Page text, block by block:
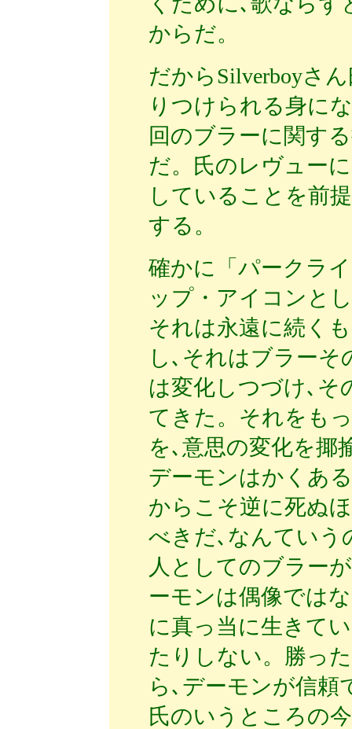
からだ。
だからSilverboyさ
りつけられる身に
回のブラーに関す
だ。氏のレヴュー
していることを前
する。
確かに「パークラ
ップ・アイコンと
それは永遠に続く
し､それはブラー
は変化しつづけ､そ
てきた。それをも
を､意思の変化を揶
デーモンはかくあ
からこそ逆に死ぬ
べきだ､なんていう
人としてのブラー
ーモンは偶像では
に真っ当に生きて
たりしない。勝っ
ら､デーモンが信
氏のいうところの